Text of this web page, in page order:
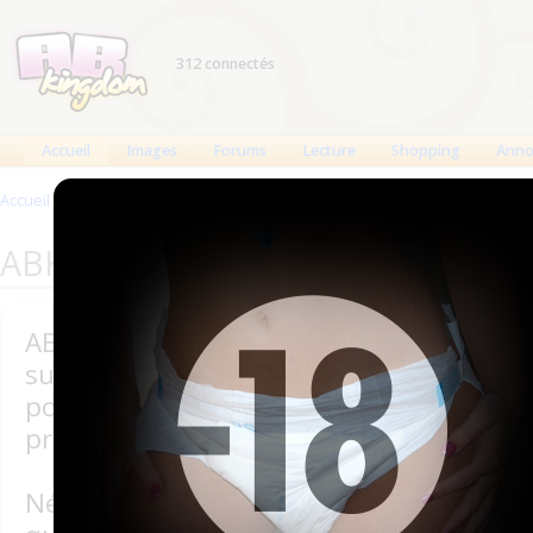
312 connectés
Accueil Images Forums Lecture Shopping
Accueil >
ABKingdom fête ses cinq
ABKingdom fête ce mois-ci ses cinq
sur le web ! C'est un événement et
pour un site réalisé et maintenu
premier jour.
Né en mars 1999 afin de